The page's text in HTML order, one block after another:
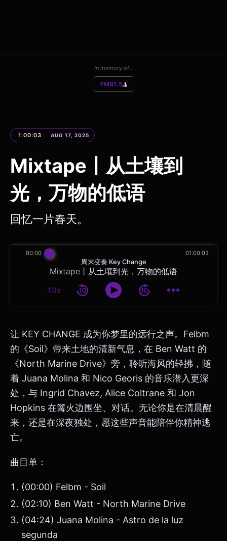
In memory of...
FM91.5
1:00:03 AUG 17, 2025
Mixtape丨从土壤到
光，万物的低语
回忆一片春天。
周末变奏 Key Change
Mixtape丨从土壤到光，万物的低语
1.0x
00:00 01:00:03
让 KEY CHANGE 成为你梦里的远行之声。Felbm
的《Soil》带来土地的清新气息，在 Ben Watt 的
《North Marine Drive》旁，聆听海风的轻拂，随
着 Juana Molina 和 Nico Georis 的音乐潜入更深
处，与 Ingrid Chavez, Alice Coltrane 和 Jon
Hopkins 在篝火边围坐、对话。无论你是在清晨醒
来，还是在深夜独处，愿这些声音能陪伴你精神逃
亡。
曲目单：
(00:00) Felbm - Soil
(02:10) Ben Watt - North Marine Drive
(04:24) Juana Molina - Astro de la luz
segunda